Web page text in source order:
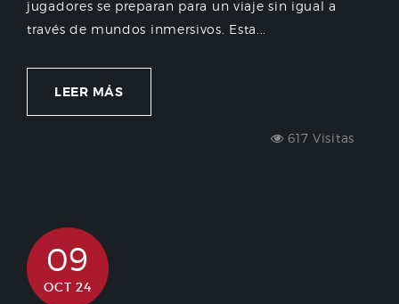
jugadores se preparan para un viaje sin igual a
través de mundos inmersivos. Esta...
LEER MÁS
617 Visitas
09
OCT 24